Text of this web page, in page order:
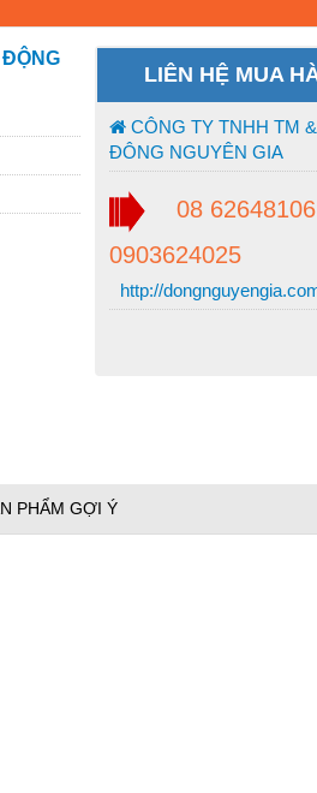
LIÊN HỆ MUA
CÔNG TY TNHH TM
ĐÔNG NGUYÊN GIA
08
0903624025
http://
PHẨM GỢI Ý